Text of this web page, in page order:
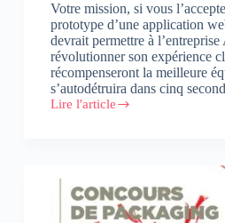
Votre mission, si vous
prototype d’une application
devrait permettre à
révolutionner son expérience
récompenseront la meilleure
s’autodétruira dans cinq
Lire l'article
Trop
hackers